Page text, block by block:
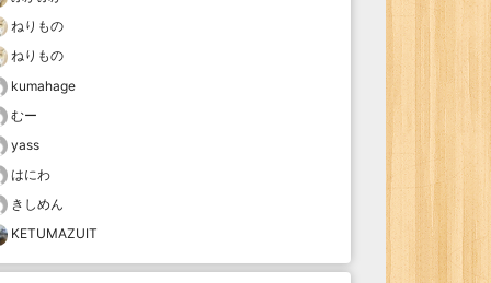
ねりもの
ねりもの
kumahage
むー
yass
はにわ
きしめん
KETUMAZUIT